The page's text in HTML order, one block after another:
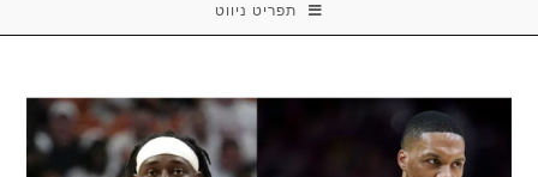
תפריט ניווט